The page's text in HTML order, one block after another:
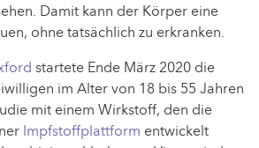
Damit kann der Körper eine
ohne tatsächlich zu erkranken.
startete Ende März 2020 die
im Alter von 18 bis 55 Jahren
mit einem Wirkstoff, den die
Impfstoffplattform entwickelt